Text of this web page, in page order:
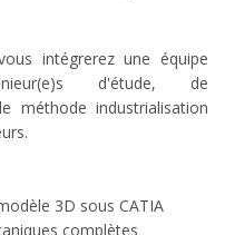
intégrerez une équipe
d'étude, de
méthode industrialisation
3D sous CATIA
complètes